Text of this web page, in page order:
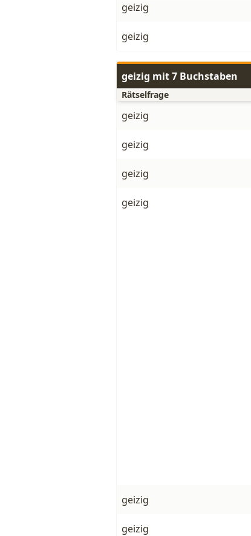
geizig
geizig
geizig mit 7 Buchstaben
Rätselfrage
geizig
geizig
geizig
geizig
geizig
geizig